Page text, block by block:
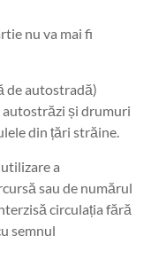
nu va mai fi
de autostradă)
și drumuri
din țări străine.
a
sau de numărul
circulația fără
semnul